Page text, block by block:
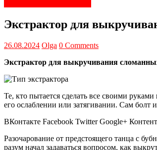
Экстрактор для
26.08.2024 Olga 0 Comments
Экстрактор для выкручивания
Те, кто пытается сделать все своими
его ослаблении или затягивании. Сам болт
ВКонтакте Facebook Twitter Google+
Разочарование от предстоящего танца с
разум начал задаваться вопросом, как